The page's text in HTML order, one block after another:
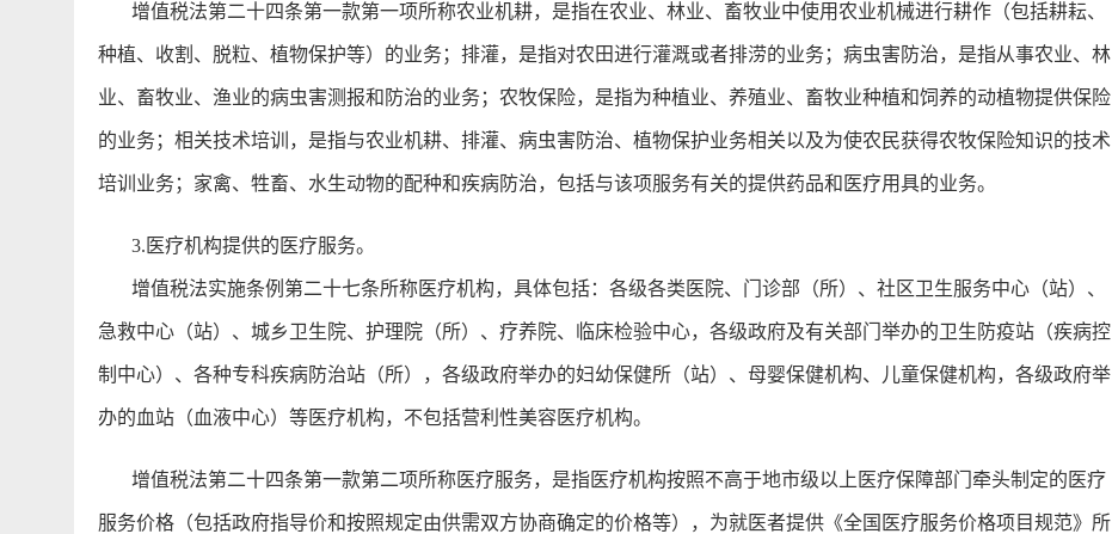
增值税法第二十四条第一款第一项所称农业机耕，是指在农业、林业、畜牧业中使用农业机械进行耕作（包括耕耘、
种植、收割、脱粒、植物保护等）的业务；排灌，是指对农田进行灌溉或者排涝的业务；病虫害防治，是指从事农业、林
业、畜牧业、渔业的病虫害测报和防治的业务；农牧保险，是指为种植业、养殖业、畜牧业种植和饲养的动植物提供保险
的业务；相关技术培训，是指与农业机耕、排灌、病虫害防治、植物保护业务相关以及为使农民获得农牧保险知识的技术
培训业务；家禽、牲畜、水生动物的配种和疾病防治，包括与该项服务有关的提供药品和医疗用具的业务。
3.医疗机构提供的医疗服务。
增值税法实施条例第二十七条所称医疗机构，具体包括：各级各类医院、门诊部（所）、社区卫生服务中心（站）、
急救中心（站）、城乡卫生院、护理院（所）、疗养院、临床检验中心，各级政府及有关部门举办的卫生防疫站（疾病控
制中心）、各种专科疾病防治站（所），各级政府举办的妇幼保健所（站）、母婴保健机构、儿童保健机构，各级政府举
办的血站（血液中心）等医疗机构，不包括营利性美容医疗机构。
增值税法第二十四条第一款第二项所称医疗服务，是指医疗机构按照不高于地市级以上医疗保障部门牵头制定的医疗
服务价格（包括政府指导价和按照规定由供需双方协商确定的价格等），为就医者提供《全国医疗服务价格项目规范》所